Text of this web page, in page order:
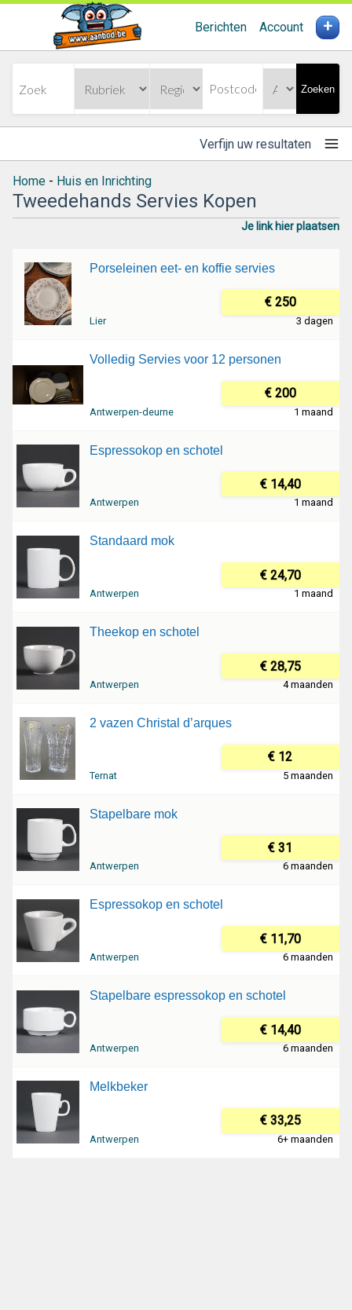
Berichten Account +
Zoeken
Verfijn uw resultaten
Home - Huis en Inrichting
Tweedehands Servies Kopen
Je link hier plaatsen
Porseleinen eet- en koffie servies
€ 250
Lier 3 dagen
Volledig Servies voor 12 personen
€ 200
Antwerpen-deurne 1 maand
Espressokop en schotel
€ 14,40
Antwerpen 1 maand
Standaard mok
€ 24,70
Antwerpen 1 maand
Theekop en schotel
€ 28,75
Antwerpen 4 maanden
2 vazen Christal d’arques
€ 12
Ternat 5 maanden
Stapelbare mok
€ 31
Antwerpen 6 maanden
Espressokop en schotel
€ 11,70
Antwerpen 6 maanden
Stapelbare espressokop en schotel
€ 14,40
Antwerpen 6 maanden
Melkbeker
€ 33,25
Antwerpen 6+ maanden